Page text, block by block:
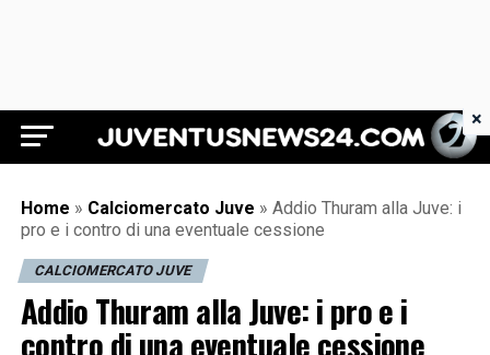
Juventus News 24
Home » Calciomercato Juve » Addio Thuram alla Juve: i
pro e i contro di una eventuale cessione
CALCIOMERCATO JUVE
Addio Thuram alla Juve: i pro e i
contro di una eventuale cessione
×